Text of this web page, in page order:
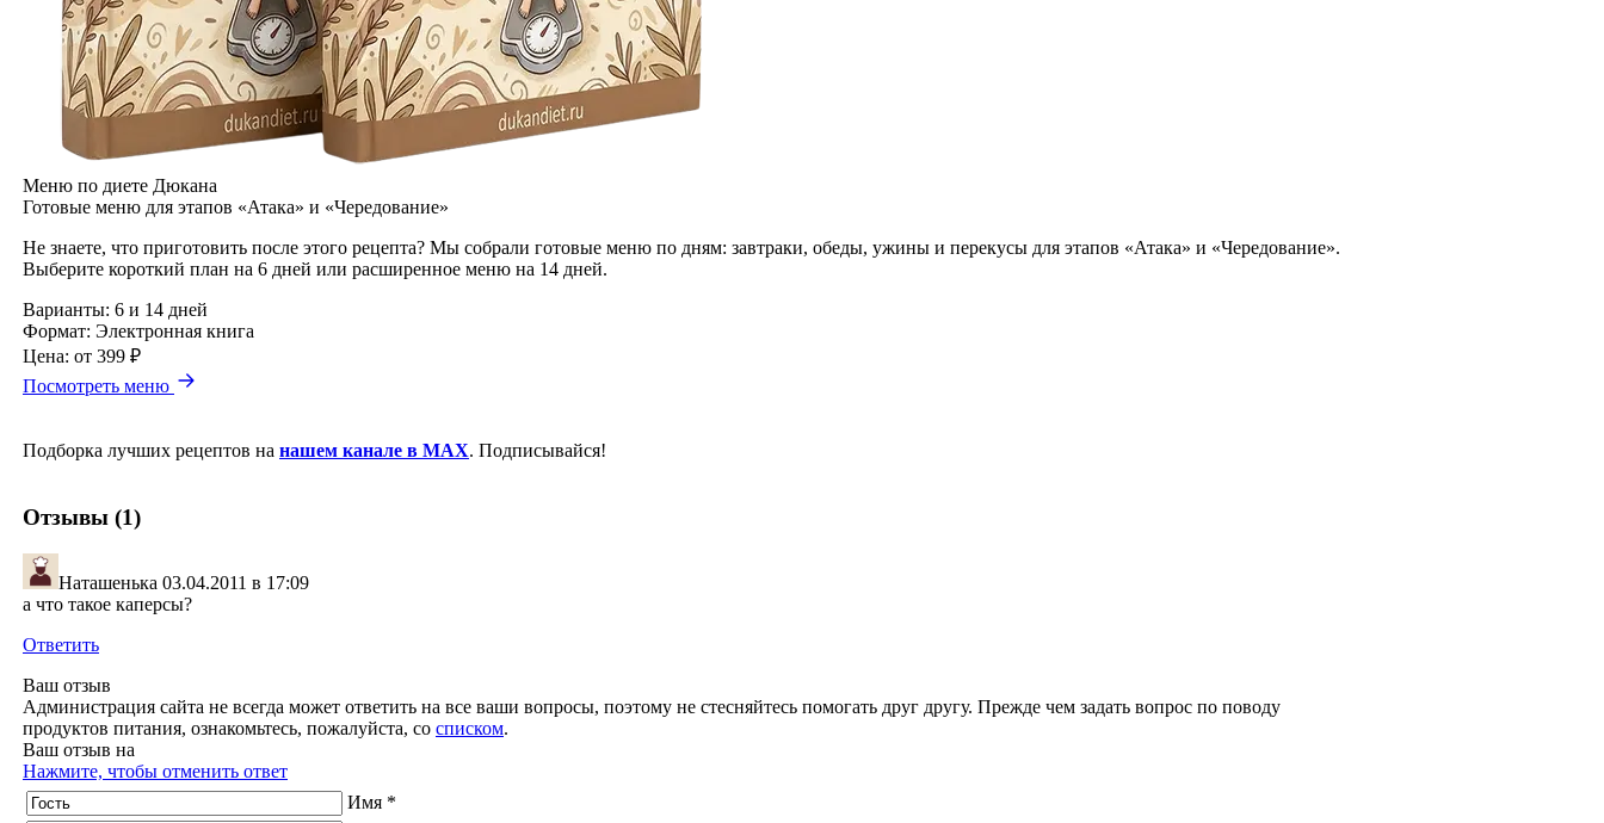
Меню по диете Дюкана
Готовые меню для этапов «Атака» и «Чередование»
Не знаете, что приготовить после этого рецепта? Мы собрали готовые меню по дням: завтраки, обеды, ужины и перекусы для этапов «Атака» и «Чередование».
Выберите короткий план на 6 дней или расширенное меню на 14 дней.
Варианты: 6 и 14 дней
Формат: Электронная книга
Цена: от 399 ₽
Посмотреть меню
Подборка лучших рецептов на нашем канале в MAX. Подписывайся!
Отзывы (1)
Наташенька 03.04.2011 в 17:09
а что такое каперсы?
Ответить
Ваш отзыв
Администрация сайта не всегда может ответить на все ваши вопросы, поэтому не стесняйтесь помогать друг другу. Прежде чем задать вопрос по поводу
продуктов питания, ознакомьтесь, пожалуйста, со списком.
Ваш отзыв на
Нажмите, чтобы отменить ответ
Имя *